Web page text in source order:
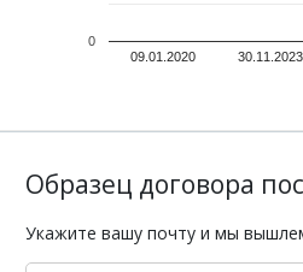
09.01.2020 30.11.2023
0
Образец договора
Укажите вашу почту и мы